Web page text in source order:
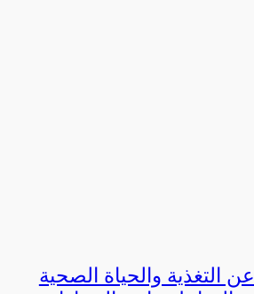
التغذية والحياة الصحية